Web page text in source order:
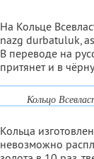
На Кольце
nazg durbatuluk,
В переводе на
притянет и в
Кольцо
Кольца
невозможно